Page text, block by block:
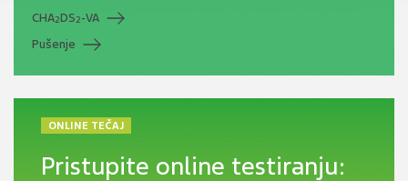
CHA2DS2-VA
Pušenje
ONLINE TEČAJ
Pristupite online testiranju: